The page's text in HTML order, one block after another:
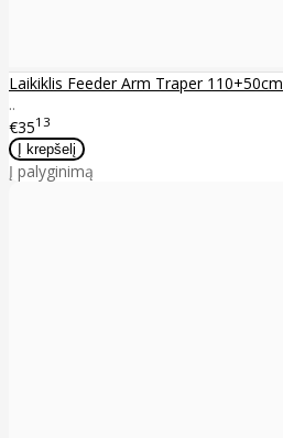
Laikiklis Feeder Arm Traper 110+50cm
..
€3513
Į palyginimą